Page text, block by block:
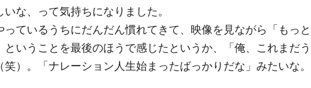
な、って気持ちになりました。
っているうちにだんだん慣れてきて、映像を見ながら「もっと
いうことを最後のほうで感じたというか、「俺、これまだう
）。「ナレーション人生始まったばっかりだな」みたいな。